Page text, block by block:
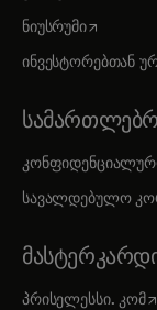
ნიუსრუმიopens in
ინვესტორებთან
სავალდებულო
პრისელესსი. კომ